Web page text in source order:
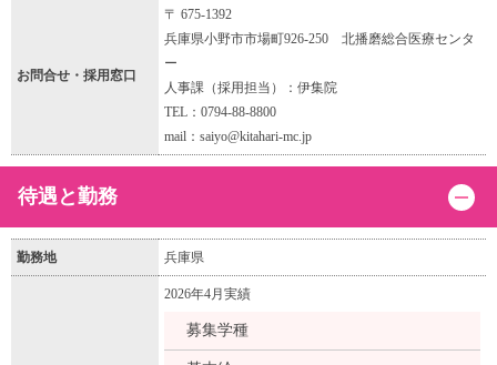
お問合せ・採用窓口
〒 675-1392
兵庫県小野市市場町926-250 北播磨総合医療センタ
ー
人事課（採用担当）：伊集院
TEL：0794-88-8800
mail：saiyo@kitahari-mc.jp
待遇と勤務
勤務地 兵庫県
2026年4月実績
募集学種